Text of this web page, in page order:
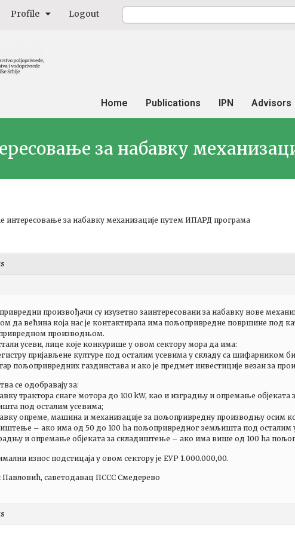
Profile Logout
Home Publications IPN Advisors
за набавку
интересовање за набавку механизације путем ИПАРД програма
произвођачи су изузетно заинтересовани за набавку нове
да већина која нас је контактирала има пољопривредне површине под
производњом.
усеви, лице које конкурише у овом сектору мора да има:
пријављене културе под осталим усевима у складу са шифарником
пољопривредних газдинстава и ако је предмет инвестиције везан за
се одобравају за:
трактора снаге мотора до 100 kW, као и изградњу и опремање
под осталим усевима;
опреме, машина и механизације за пољопривредну производњу осим
– ако има од 50 до 100 ha пољопривредног земљишта под осталим
и опремање објеката за складиштење – ако има више од 100 ha
износ подстицаја у овом сектору је ЕУР 1.000.000,00.
Павловић, саветодавац ПССС Смедерево